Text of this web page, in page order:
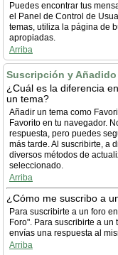
Puedes encontrar tus
el Panel de Control de
temas, utiliza la página de
apropiadas.
Arriba
Suscripción y
¿Cuál es la diferencia
un tema?
Añadir un tema como
Favorito en tu navegador.
respuesta, pero puedes
más tarde. Al suscribirte, a
diversos métodos de
seleccionado.
Arriba
¿Cómo me suscribo a
Para suscribirte a un foro
Foro". Para suscribirte a
envías una respuesta al
Arriba